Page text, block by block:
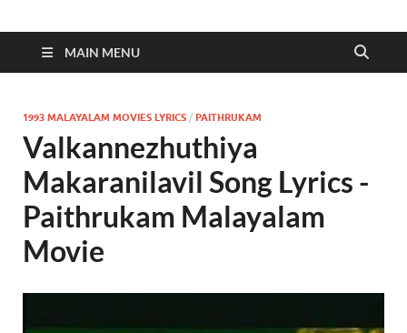
MAIN MENU
1993 MALAYALAM MOVIES LYRICS / PAITHRUKAM
Valkannezhuthiya
Makaranilavil Song Lyrics -
Paithrukam Malayalam
Movie